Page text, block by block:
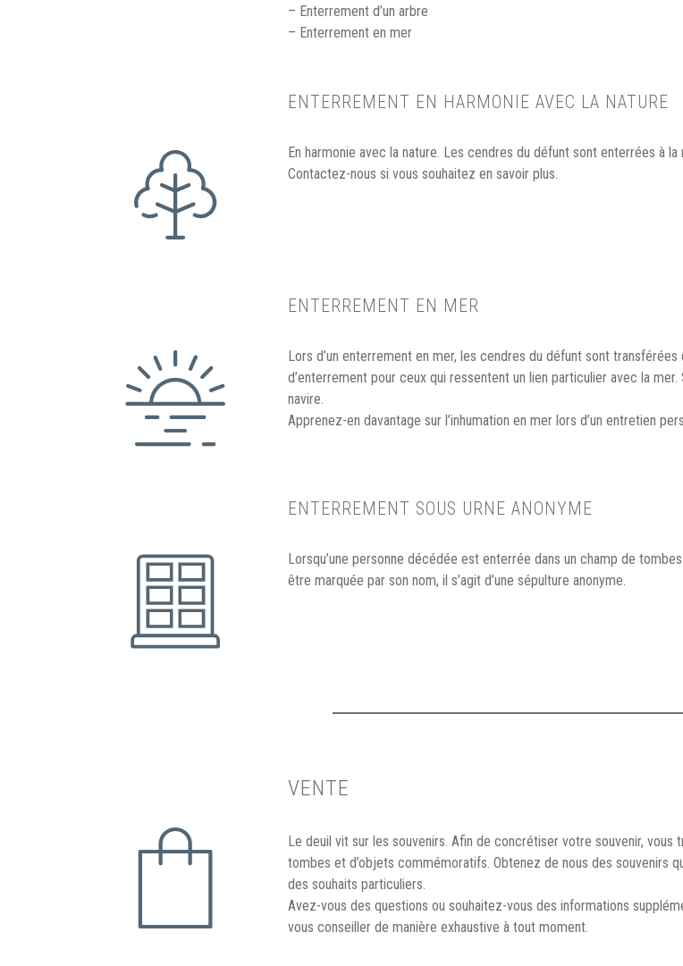
– Enterrement d’un arbre
– Enterrement en mer
ENTERREMENT EN HARMONIE AVEC LA NATURE
En harmonie avec la nature. Les cendres du défunt sont enterrées à la
Contactez-nous si vous souhaitez en savoir plus.
ENTERREMENT EN MER
Lors d’un enterrement en mer, les cendres du défunt sont transférées
d’enterrement pour ceux qui ressentent un lien particulier avec la
navire.
Apprenez-en davantage sur l’inhumation en mer lors d’un entretien
ENTERREMENT SOUS URNE ANONYME
Lorsqu’une personne décédée est enterrée dans un champ de
être marquée par son nom, il s’agit d’une sépulture anonyme.
VENTE
Le deuil vit sur les souvenirs. Afin de concrétiser votre souvenir,
tombes et d’objets commémoratifs. Obtenez de nous des souvenirs
des souhaits particuliers.
Avez-vous des questions ou souhaitez-vous des informations
vous conseiller de manière exhaustive à tout moment.